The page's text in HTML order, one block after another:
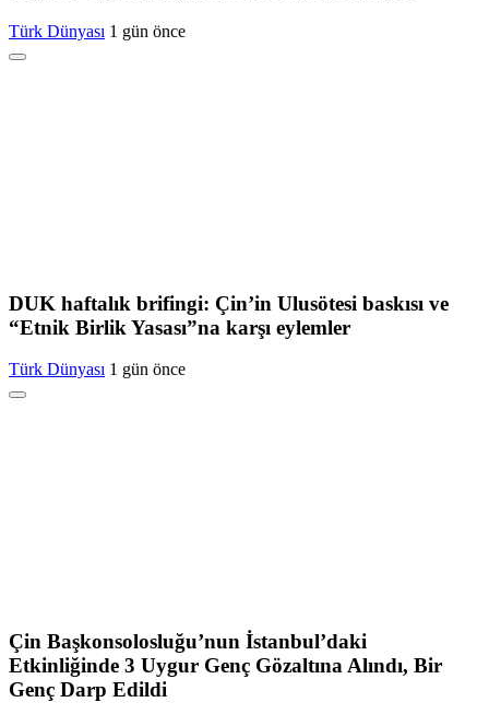
Türk Dünyası 1 gün önce
DUK haftalık brifingi: Çin’in Ulusötesi baskısı ve
“Etnik Birlik Yasası”na karşı eylemler
Türk Dünyası 1 gün önce
Çin Başkonsolosluğu’nun İstanbul’daki
Etkinliğinde 3 Uygur Genç Gözaltına Alındı, Bir
Genç Darp Edildi